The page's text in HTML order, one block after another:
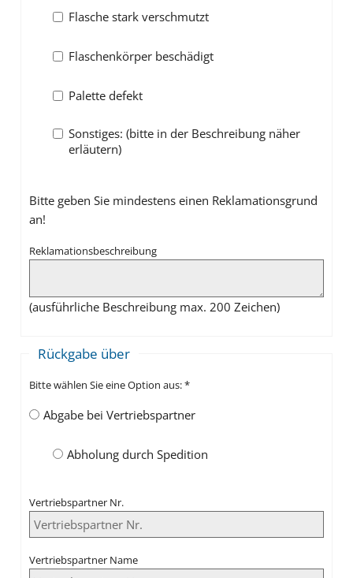
Flasche stark verschmutzt
Flaschenkörper beschädigt
Palette defekt
Sonstiges: (bitte in der Beschreibung näher
erläutern)
Bitte geben Sie mindestens einen Reklamationsgrund
an!
Reklamationsbeschreibung
(ausführliche Beschreibung max. 200 Zeichen)
Rückgabe über
Bitte wählen Sie eine Option aus:*
Abgabe bei Vertriebspartner
Abholung durch Spedition
Vertriebspartner Nr.
Vertriebspartner Name